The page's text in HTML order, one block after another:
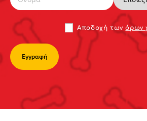
Αποδoχή τωνόρων